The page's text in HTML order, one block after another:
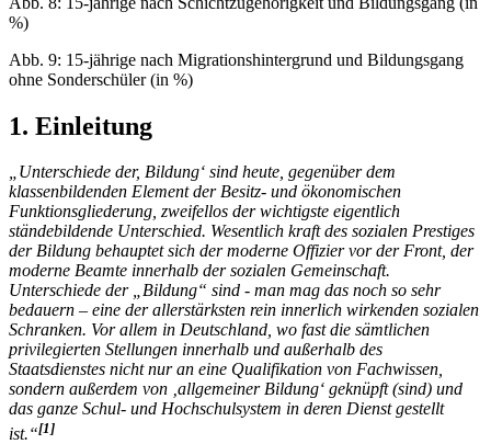
%)
Abb. 9: 15-jährige nach Migrationshintergrund und Bildungsgang
ohne Sonderschüler (in %)
1. Einleitung
„Unterschiede der, Bildung‘ sind heute, gegenüber dem
klassenbildenden Element der Besitz- und ökonomischen
Funktionsgliederung, zweifellos der wichtigste eigentlich
ständebildende Unterschied. Wesentlich kraft des sozialen Prestiges
der Bildung behauptet sich der moderne Offizier vor der Front, der
moderne Beamte innerhalb der sozialen Gemeinschaft.
Unterschiede der „Bildung“ sind - man mag das noch so sehr
bedauern – eine der allerstärksten rein innerlich wirkenden sozialen
Schranken. Vor allem in Deutschland, wo fast die sämtlichen
privilegierten Stellungen innerhalb und außerhalb des
Staatsdienstes nicht nur an eine Qualifikation von Fachwissen,
sondern außerdem von ‚allgemeiner Bildung‘ geknüpft (sind) und
das ganze Schul- und Hochschulsystem in deren Dienst gestellt
ist.“[1]